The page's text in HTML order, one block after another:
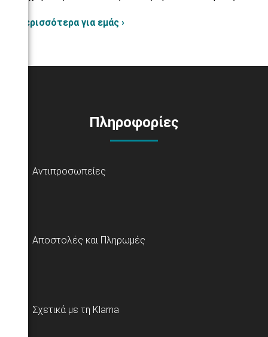
Περισσότερα για εμάς ›
Πληροφορίες
Αντιπροσωπείες
Αποστολές και Πληρωμές
Σχετικά με τη Klarna